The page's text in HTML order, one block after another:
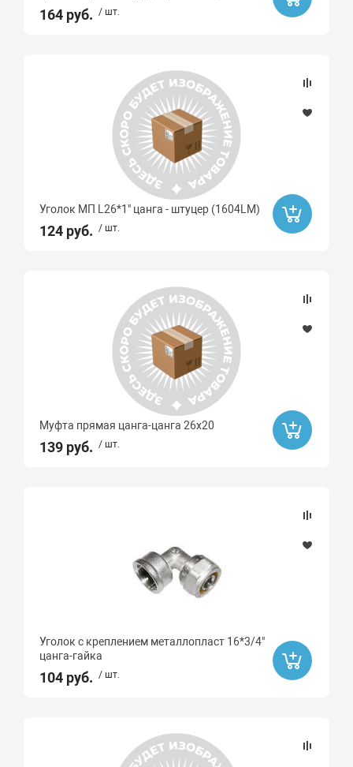
164 руб. / шт.
Уголок МП L26*1" цанга - штуцер (1604LМ)
124 руб. / шт.
Муфта прямая цанга-цанга 26х20
139 руб. / шт.
Уголок с креплением металлопласт 16*3/4"
цанга-гайка
104 руб. / шт.